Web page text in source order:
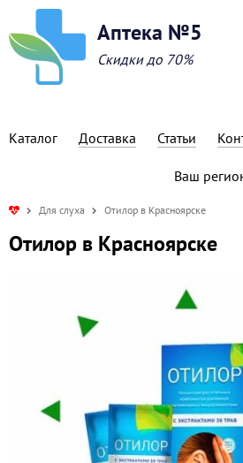
Аптека №5
Скидки до 70%
Каталог Доставка Статьи
Ваш
Для слуха Отилор в Красноярске
Отилор в Красноярске